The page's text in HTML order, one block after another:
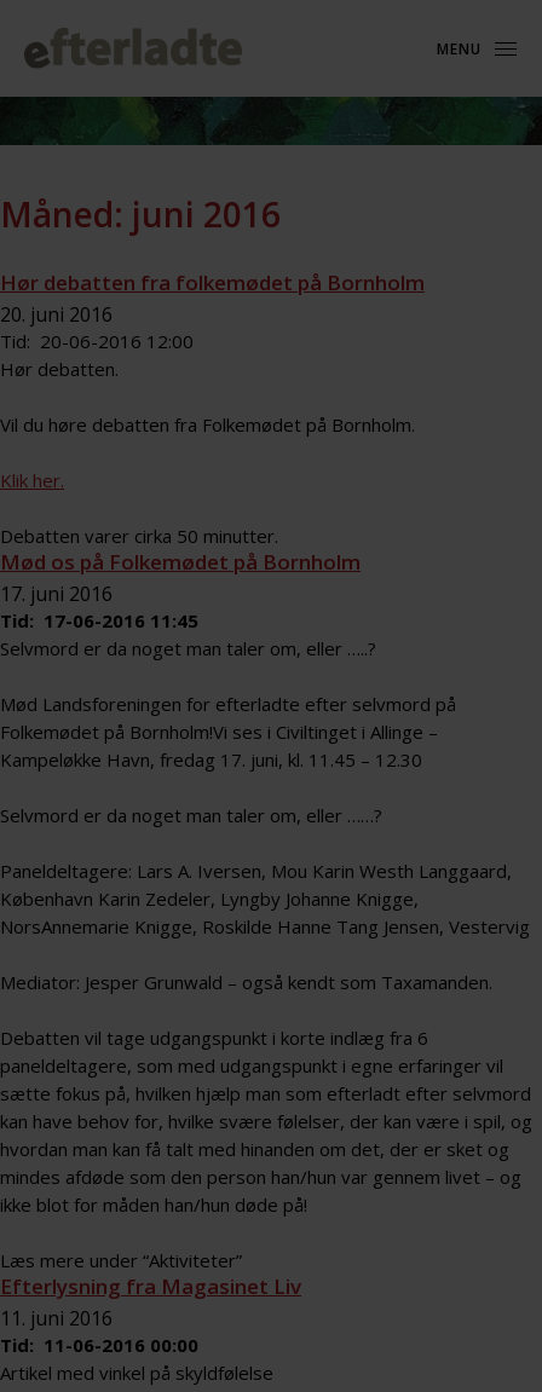
MENU
Måned: juni 2016
Hør debatten fra folkemødet på Bornholm
20. juni 2016
Tid: 20-06-2016 12:00
Hør debatten.
Vil du høre debatten fra Folkemødet på Bornholm.
Klik her.
Debatten varer cirka 50 minutter.
Mød os på Folkemødet på Bornholm
17. juni 2016
Tid: 17-06-2016 11:45
Selvmord er da noget man taler om, eller …..?
Mød Landsforeningen for efterladte efter selvmord på
Folkemødet på Bornholm!Vi ses i Civiltinget i Allinge –
Kampeløkke Havn, fredag 17. juni, kl. 11.45 – 12.30
Selvmord er da noget man taler om, eller ……?
Paneldeltagere: Lars A. Iversen, Mou Karin Westh Langgaard,
København Karin Zedeler, Lyngby Johanne Knigge,
NorsAnnemarie Knigge, Roskilde Hanne Tang Jensen, Vestervig
Mediator: Jesper Grunwald – også kendt som Taxamanden.
Debatten vil tage udgangspunkt i korte indlæg fra 6
paneldeltagere, som med udgangspunkt i egne erfaringer vil
sætte fokus på, hvilken hjælp man som efterladt efter selvmord
kan have behov for, hvilke svære følelser, der kan være i spil, og
hvordan man kan få talt med hinanden om det, der er sket og
mindes afdøde som den person han/hun var gennem livet – og
ikke blot for måden han/hun døde på!
Læs mere under “Aktiviteter”
Efterlysning fra Magasinet Liv
11. juni 2016
Tid: 11-06-2016 00:00
Artikel med vinkel på skyldfølelse